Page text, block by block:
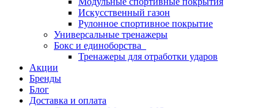
Искусственный газон
Рулонное спортивное покрытие
Универсальные тренажеры
Бокс и единоборства
Тренажеры для отработки ударов
Акции
Бренды
Блог
Доставка и оплата